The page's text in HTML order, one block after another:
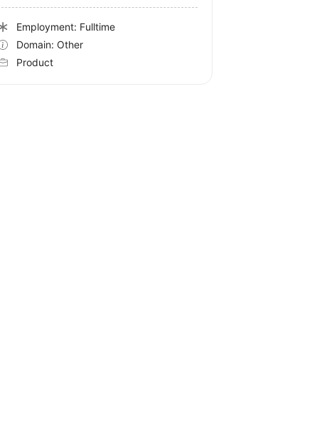
Employment: Fulltime
Domain: Other
Product